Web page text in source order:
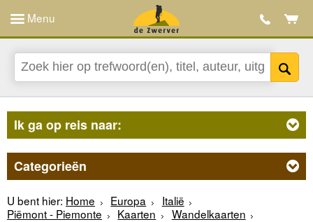
Menu
Ik ga op reis naar:
Categorieën
U bent hier: Home Europa
Italië
Piëmont - Piemonte
Kaarten Wandelkaarten